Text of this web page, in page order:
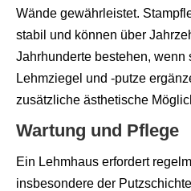
Wände gewährleistet.
stabil und können über
Jahrhunderte bestehen, wenn
Lehmziegel und -putze
zusätzliche ästhetische
Wartung und Pflege
Ein Lehmhaus erfordert
insbesondere der